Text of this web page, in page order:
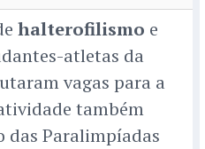
halterofilismo e
atletas da
vagas para a
também
das Paralimpíadas